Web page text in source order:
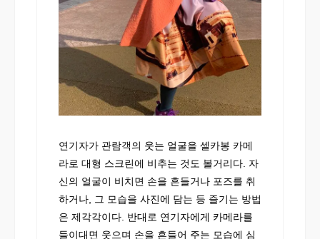
연기자가 관람객의 웃는 얼굴을 셀카봉 카메
라로 대형 스크린에 비추는 것도 볼거리다. 자
신의 얼굴이 비치면 손을 흔들거나 포즈를 취
하거나, 그 모습을 사진에 담는 등 즐기는 방법
은 제각각이다. 반대로 연기자에게 카메라를
들이대면 웃으며 손을 흔들어 주는 모습에 심